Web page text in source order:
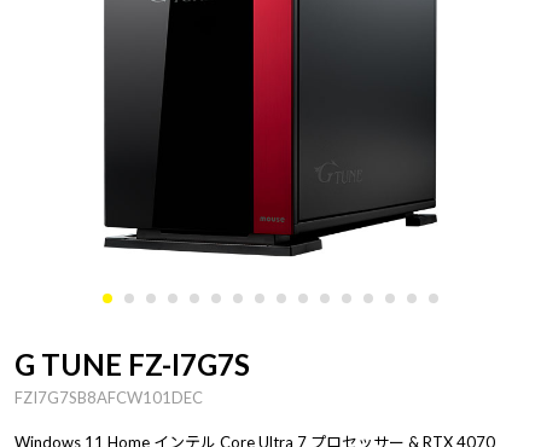
G TUNE FZ-I7G7S
FZI7G7SB8AFCW101DEC
Windows 11 Home インテル Core Ultra 7 プロセッサー & RTX 4070